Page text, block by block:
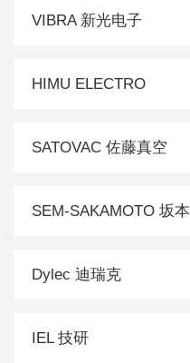
VIBRA 新光电子
HIMU ELECTRO
SATOVAC 佐藤真空
SEM-SAKAMOTO 坂本
Dylec 迪瑞克
IEL 技研